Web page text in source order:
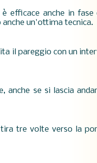
efficace anche in fase
anche un'ottima tecnica.
il pareggio con un
anche se si lascia
tre volte verso la